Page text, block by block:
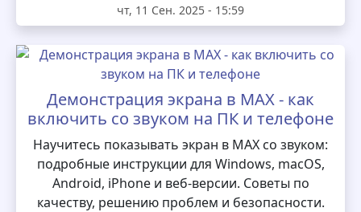
чт, 11 Сен. 2025 - 15:59
Демонстрация экрана в MAX - как
включить со звуком на ПК и телефоне
Научитесь показывать экран в MAX со звуком:
подробные инструкции для Windows, macOS,
Android, iPhone и веб-версии. Советы по
качеству, решению проблем и безопасности.